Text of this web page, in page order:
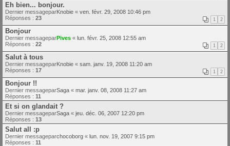
Eh bien... bonjour.
Dernier messageparKnobie « ven. févr. 29, 2008 10:46 pm
Réponses : 23 1 2
Bonjour
Dernier messageparPives « lun. févr. 25, 2008 12:55 am
Réponses : 22 1 2
Salut à tous
Dernier messageparKnobie « sam. janv. 19, 2008 11:20 am
Réponses : 17 1 2
Bonjour !!
Dernier messageparSaga « mar. janv. 08, 2008 11:27 am
Réponses : 11
Et si on glandait ?
Dernier messageparSaga « jeu. déc. 06, 2007 12:20 pm
Réponses : 13
Salut all :p
Dernier messageparchocoborg « lun. nov. 19, 2007 9:15 pm
Réponses : 11